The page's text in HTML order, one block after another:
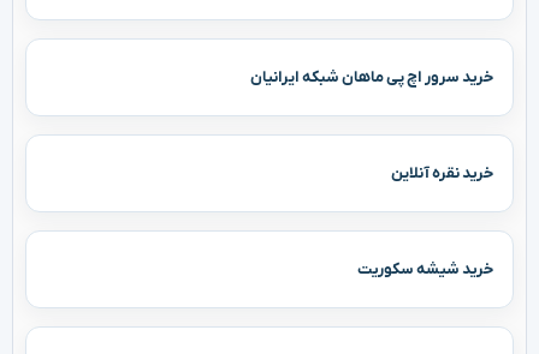
خرید سرور اچ پی ماهان شبکه ایرانیان
خرید نقره آنلاین
خرید شیشه سکوریت